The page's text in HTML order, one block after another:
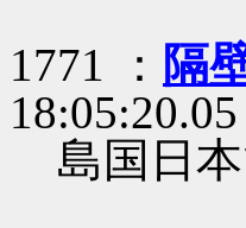
1771 ： 隔
島国日